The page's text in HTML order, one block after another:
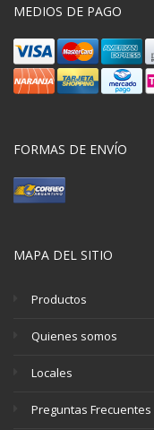
MEDIOS DE PAGO
FORMAS DE ENVÍO
MAPA DEL SITIO
Productos
Quienes somos
Locales
Preguntas Frecuentes